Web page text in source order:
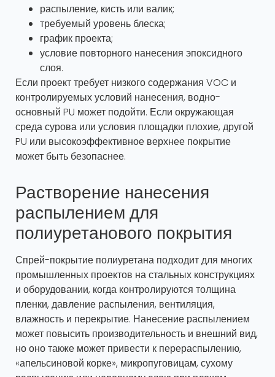
распыление, кисть или валик;
требуемый уровень блеска;
график проекта;
условие повторного нанесения эпоксидного
слоя.
Если проект требует низкого содержания VOC и
контролируемых условий нанесения, водно-
основный PU может подойти. Если окружающая
среда сурова или условия площадки плохие, другой
PU или высокоэффективное верхнее покрытие
может быть безопаснее.
Растворение нанесения
распылением для
полиуретанового покрытия
Спрей-покрытие полиуретана подходит для многих
промышленных проектов на стальных конструкциях
и оборудовании, когда контролируются толщина
пленки, давление распыления, вентиляция,
влажность и перекрытие. Нанесение распылением
может повысить производительность и внешний вид,
но оно также может привести к перераспылению,
«апельсиновой корке», микропуговицам, сухому